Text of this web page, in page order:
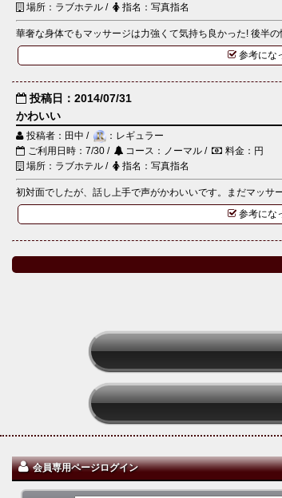
場所：ラブホテル /
指名：写真指名
華奢な身体でもマッサージは力強くて気持ち良かった! 後半
参考にな
投稿日：2014/07/31
かわいい
投稿者：田中 /
：レギュラー
ご利用日時：7/30 /
コース：ノーマル /
料金：円
場所：ラブホテル /
指名：写真指名
初対面でしたが、話し上手で声がかわいいです。まだマッサ
参考にな
会員専用ページログイン